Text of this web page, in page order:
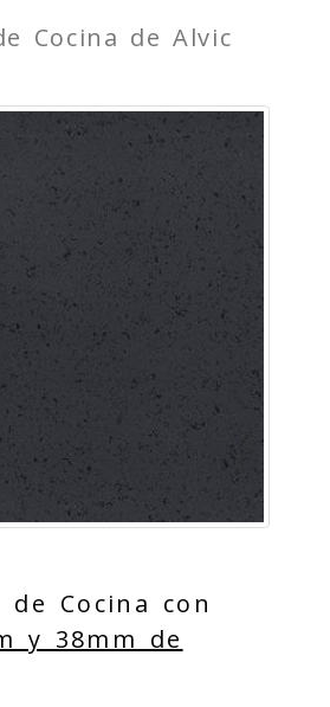
Cocina de Alvic
de Cocina con
y 38mm de